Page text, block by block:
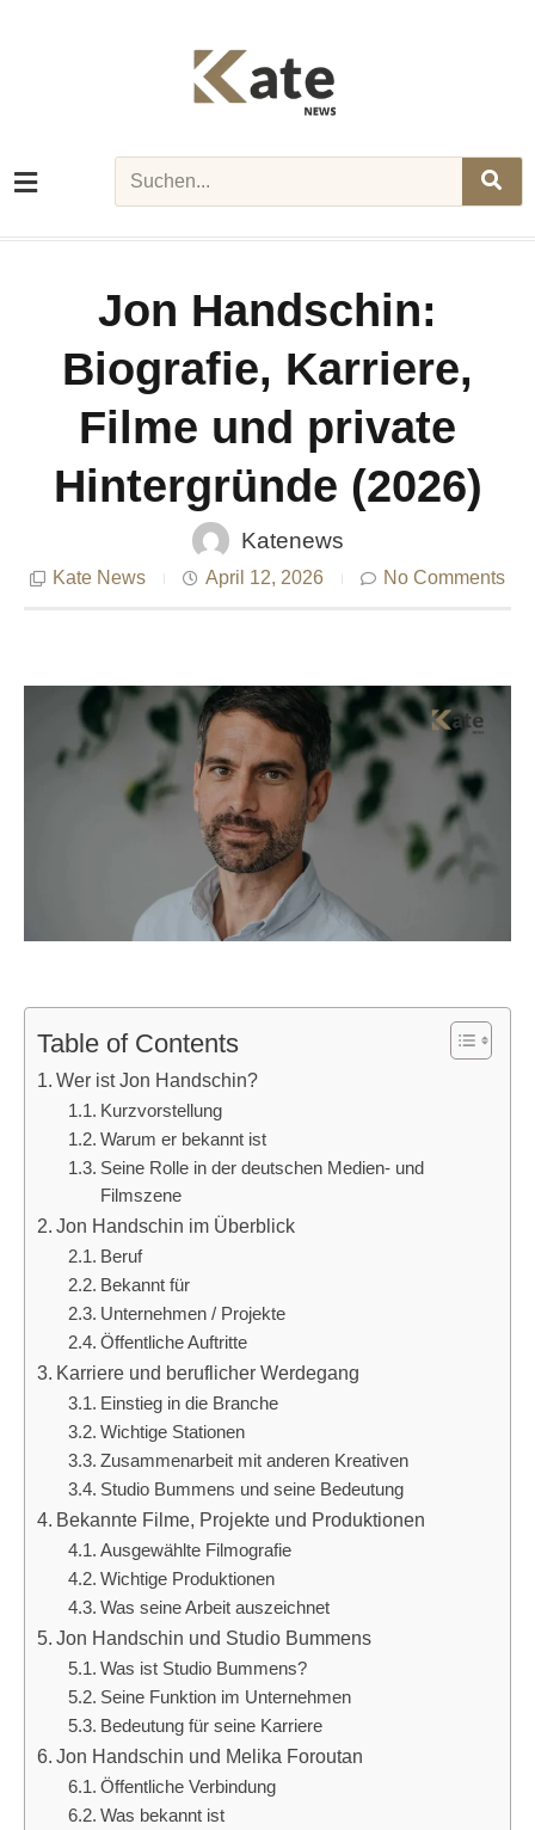
Jon Handschin:
Biografie, Karriere,
Filme und private
Hintergründe (2026)
Katenews
Kate News April 12, 2026 No Comments
Table of Contents
Wer ist Jon Handschin?
Kurzvorstellung
Warum er bekannt ist
Seine Rolle in der deutschen Medien- und
Filmszene
Jon Handschin im Überblick
Beruf
Bekannt für
Unternehmen / Projekte
Öffentliche Auftritte
Karriere und beruflicher Werdegang
Einstieg in die Branche
Wichtige Stationen
Zusammenarbeit mit anderen Kreativen
Studio Bummens und seine Bedeutung
Bekannte Filme, Projekte und Produktionen
Ausgewählte Filmografie
Wichtige Produktionen
Was seine Arbeit auszeichnet
Jon Handschin und Studio Bummens
Was ist Studio Bummens?
Seine Funktion im Unternehmen
Bedeutung für seine Karriere
Jon Handschin und Melika Foroutan
Öffentliche Verbindung
Was bekannt ist